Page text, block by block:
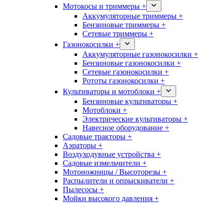
Мотокосы и триммеры +
Аккумуляторные триммеры +
Бензиновые триммеры +
Сетевые триммеры +
Газонокосилки +
Аккумуляторные газонокосилки +
Бензиновые газонокосилки +
Сетевые газонокосилки +
Рототы газонокосилки +
Культиваторы и мотоблоки +
Бензиновые культиваторы +
Мотоблоки +
Электрические культиваторы +
Навесное оборудование +
Садовые тракторы +
Аэраторы +
Воздуходувные устройства +
Садовые измельчители +
Мотоножницы / Высоторезы +
Распылители и опрыскиватели +
Пылесосы +
Мойки высокого давления +